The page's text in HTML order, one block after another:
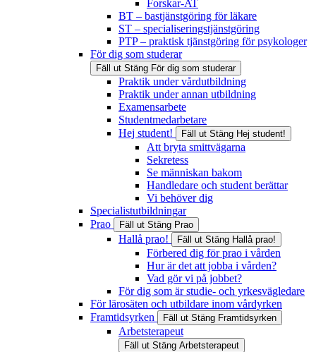
Forskar-AT
BT – bastjänstgöring för läkare
ST – specialiseringstjänstgöring
PTP – praktisk tjänstgöring för psykologer
För dig som studerar
Fäll ut Stäng För dig som studerar
Praktik under vårdutbildning
Praktik under annan utbildning
Examensarbete
Studentmedarbetare
Hej student!
Fäll ut Stäng Hej student!
Att bryta smittvägarna
Sekretess
Se människan bakom
Handledare och student berättar
Vi behöver dig
Specialistutbildningar
Prao
Fäll ut Stäng Prao
Hallå prao! Fäll ut Stäng Hallå prao!
Förbered dig för prao i vården
Hur är det att jobba i vården?
Vad gör vi på jobbet?
För dig som är studie- och yrkesvägledare
För lärosäten och utbildare inom vårdyrken
Framtidsyrken
Fäll ut Stäng Framtidsyrken
Arbetsterapeut
Fäll ut Stäng Arbetsterapeut